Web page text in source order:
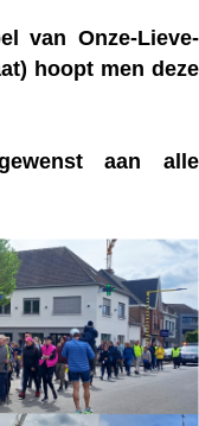
van Onze-Lieve-
hoopt men deze
aan alle